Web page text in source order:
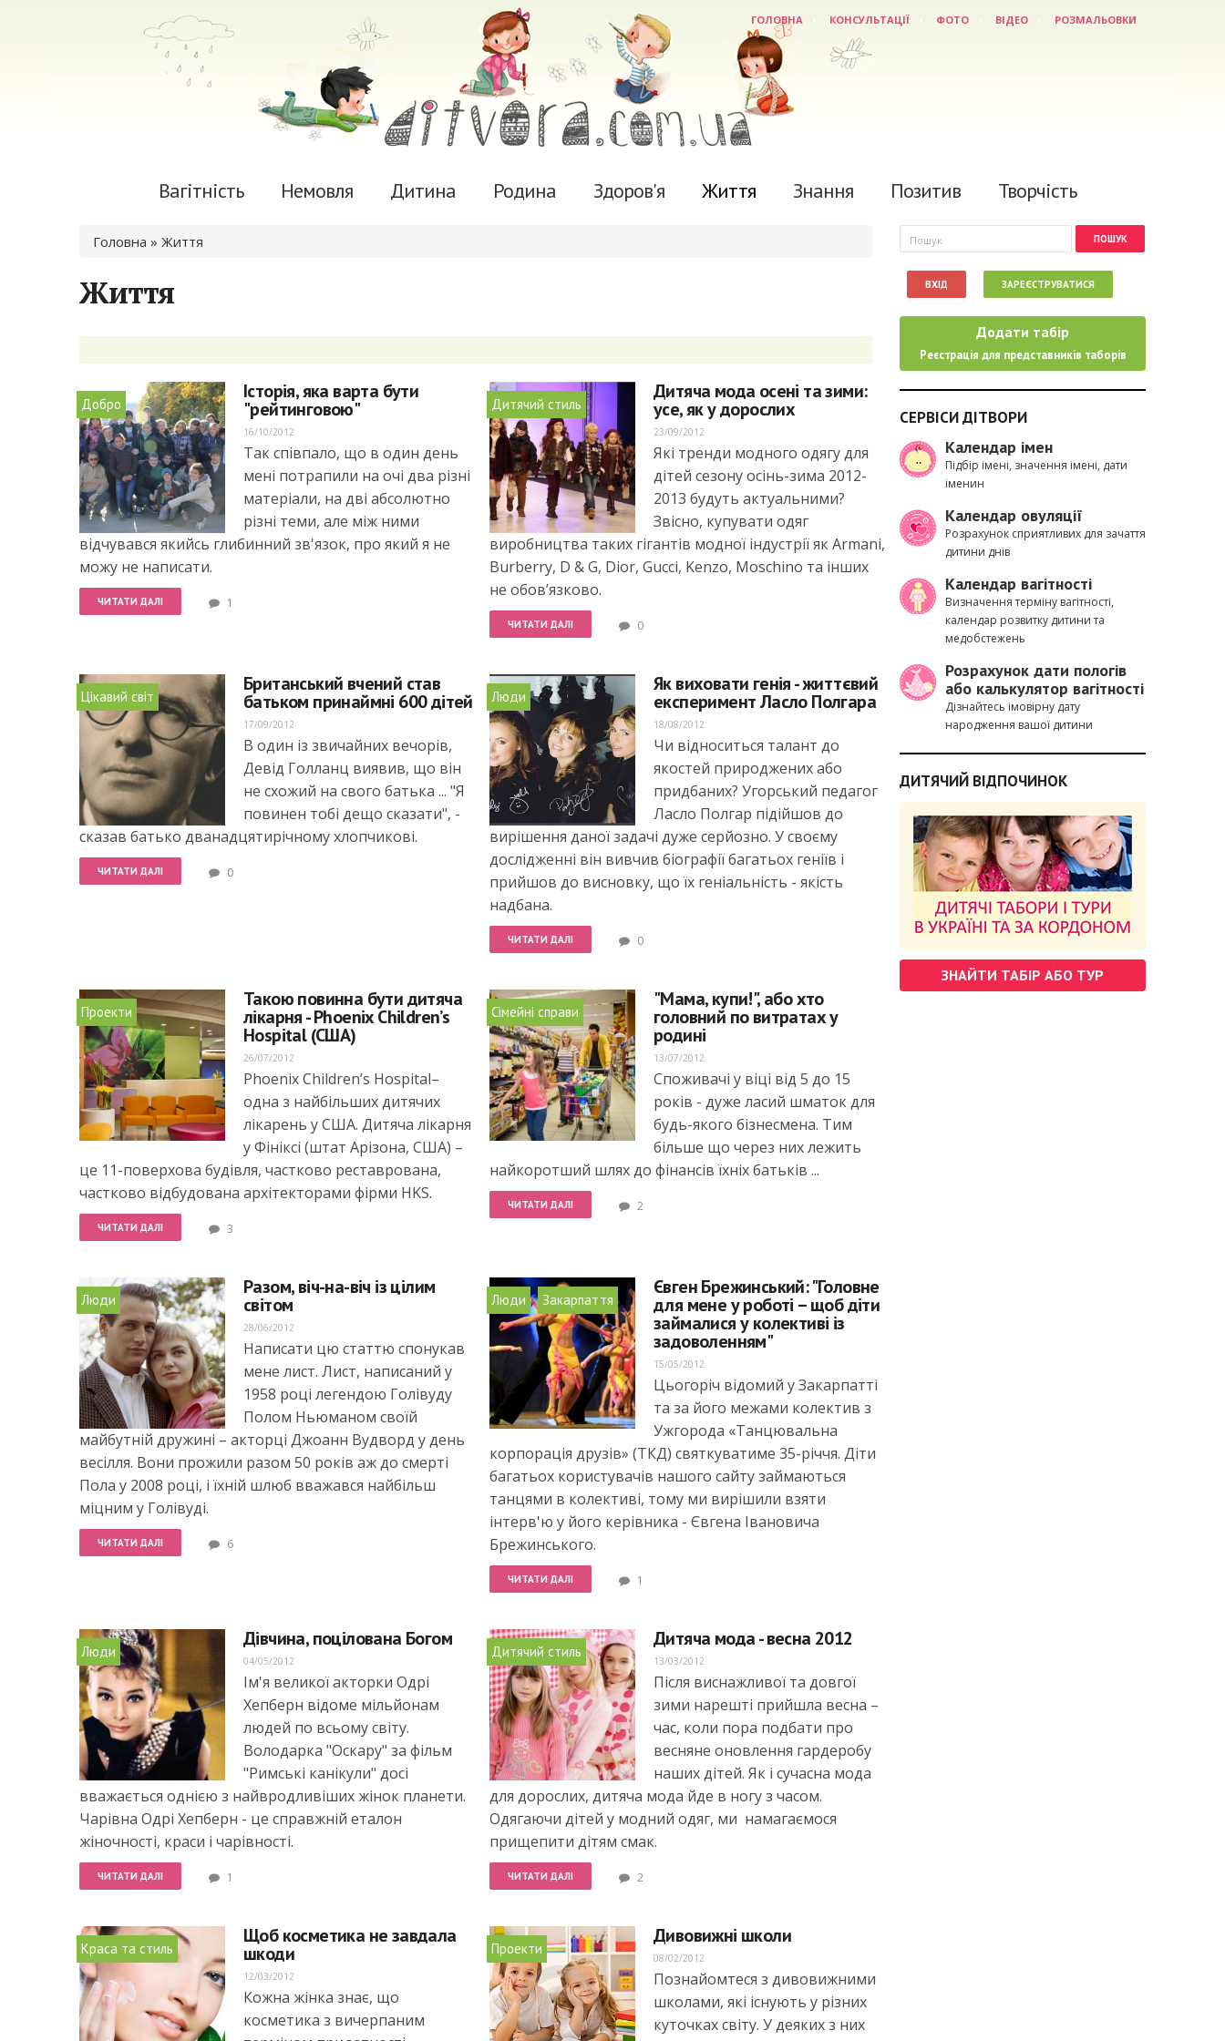
ГОЛОВНА КОНСУЛЬТАЦІЇ ФОТО ВІДЕО РОЗМАЛЬОВКИ
Вагітність Немовля Дитина Родина Здоров'я Життя Знання Позитив Творчість
Ви є тут
Головна » Життя
Життя
Добро
Історія, яка варта бути
"рейтинговою"
16/10/2012
Так співпало, що в один день
мені потрапили на очі два різні
матеріали, на дві абсолютно
різні теми, але між ними
відчувався якийсь глибинний зв'язок, про який я не
можу не написати.
ЧИТАТИ ДАЛІ 1
Дитячий стиль
Дитяча мода осені та зими:
усе, як у дорослих
23/09/2012
Які тренди модного одягу для
дітей сезону осінь-зима 2012-
2013 будуть актуальними?
Звісно, купувати одяг
виробництва таких гігантів модної індустрії як Armani,
Burberry, D & G, Dior, Gucci, Kenzo, Moschino та інших
не обов’язково.
ЧИТАТИ ДАЛІ 0
Цікавий світ
Британський вчений став
батьком принаймні 600 дітей
17/09/2012
В один із звичайних вечорів,
Девід Голланц виявив, що він
не схожий на свого батька ... "Я
повинен тобі дещо сказати", -
сказав батько дванадцятирічному хлопчикові.
ЧИТАТИ ДАЛІ 0
Люди
Як виховати генія - життєвий
експеримент Ласло Полгара
18/08/2012
Чи відноситься талант до
якостей природжених або
придбаних? Угорський педагог
Ласло Полгар підійшов до
вирішення даної задачі дуже серйозно. У своєму
дослідженні він вивчив біографії багатьох геніїв і
прийшов до висновку, що їх геніальність - якість
надбана.
ЧИТАТИ ДАЛІ 0
Проекти
Такою повинна бути дитяча
лікарня - Phoenix Children’s
Hospital (США)
26/07/2012
Phoenix Children’s Hospital–
одна з найбільших дитячих
лікарень у США. Дитяча лікарня
у Фініксі (штат Арізона, США) –
це 11-поверхова будівля, частково реставрована,
частково відбудована архітекторами фірми HKS.
ЧИТАТИ ДАЛІ 3
Сімейні справи
"Мама, купи!", або хто
головний по витратах у
родині
13/07/2012
Споживачі у віці від 5 до 15
років - дуже ласий шматок для
будь-якого бізнесмена. Тим
більше що через них лежить
найкоротший шлях до фінансів їхніх батьків ...
ЧИТАТИ ДАЛІ 2
Люди
Разом, віч-на-віч із цілим
світом
28/06/2012
Написати цю статтю спонукав
мене лист. Лист, написаний у
1958 році легендою Голівуду
Полом Ньюманом своїй
майбутній дружині – акторці Джоанн Вудворд у день
весілля. Вони прожили разом 50 років аж до смерті
Пола у 2008 році, і їхній шлюб вважався найбільш
міцним у Голівуді.
ЧИТАТИ ДАЛІ 6
Люди , Закарпаття
Євген Брежинський: "Головне
для мене у роботі – щоб діти
займалися у колективі із
задоволенням"
15/05/2012
Цьогоріч відомий у Закарпатті
та за його межами колектив з
Ужгорода «Танцювальна
корпорація друзів» (ТКД) святкуватиме 35-річчя. Діти
багатьох користувачів нашого сайту займаються
танцями в колективі, тому ми вирішили взяти
інтерв'ю у його керівника - Євгена Івановича
Брежинського.
ЧИТАТИ ДАЛІ 1
Люди
Дівчина, поцілована Богом
04/05/2012
Ім'я великої акторки Одрі
Хепберн відоме мільйонам
людей по всьому світу.
Володарка "Оскару" за фільм
"Римські канікули" досі
вважається однією з найвродливіших жінок планети.
Чарівна Одрі Хепберн - це справжній еталон
жіночності, краси і чарівності.
ЧИТАТИ ДАЛІ 1
Дитячий стиль
Дитяча мода - весна 2012
13/03/2012
Після виснажливої та довгої
зими нарешті прийшла весна –
час, коли пора подбати про
весняне оновлення гардеробу
наших дітей. Як і сучасна мода
для дорослих, дитяча мода йде в ногу з часом.
Одягаючи дітей у модний одяг, ми намагаємося
прищепити дітям смак.
ЧИТАТИ ДАЛІ 2
Краса та стиль
Щоб косметика не завдала
шкоди
12/03/2012
Кожна жінка знає, що
косметика з вичерпаним
Проекти
Дивовижні школи
08/02/2012
Познайомтеся з дивовижними
школами, які існують у різних
куточках світу. У деяких з них
Пошукова форма
Пошук
ВХІД ЗАРЕЄСТРУВАТИСЯ
Додати табір
Реєстрація для представників таборів
СЕРВІСИ ДІТВОРИ
Календар імен
Підбір імені, значення імені, дати
іменин
Календар овуляції
Розрахунок сприятливих для зачаття
дитини днів
Календар вагітності
Визначення терміну вагітності,
календар розвитку дитини та
медобстежень
Розрахунок дати пологів
або калькулятор вагітності
Дізнайтесь імовірну дату
народження вашої дитини
ДИТЯЧИЙ ВІДПОЧИНОК
ЗНАЙТИ ТАБІР АБО ТУР